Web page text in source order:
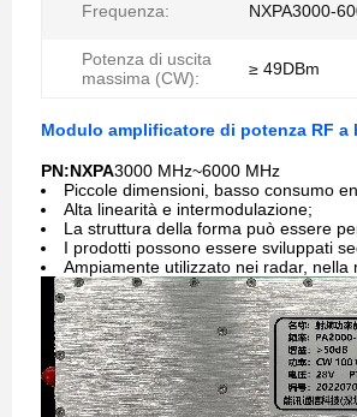
Frequenza: NXPA3000-
Potenza di uscita
massima (CW):
≥ 49DBm
Modulo amplificatore di potenza RF a
PN:NXPA3000 MHz~6000 MHz
Piccole dimensioni, basso consumo
Alta linearità e intermodulazione;
La struttura della forma può essere
I prodotti possono essere sviluppati
Ampiamente utilizzato nei radar, nella